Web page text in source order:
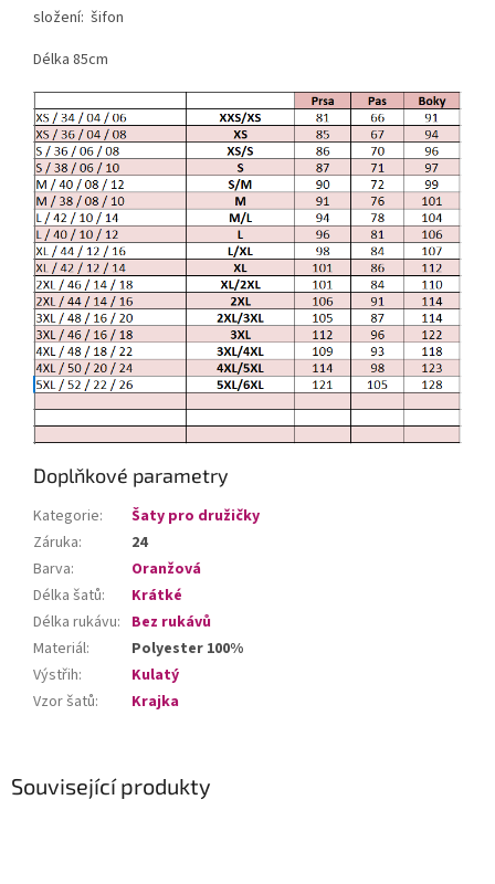
Související produkty
složení: šifon
Délka 85cm
Doplňkové parametry
Kategorie:
Šaty pro družičky
Záruka:
24
Barva:
Oranžová
Délka šatů:
Krátké
Délka rukávu: Bez rukávů
Materiál:
Polyester 100%
Výstřih:
Kulatý
Vzor šatů: Krajka